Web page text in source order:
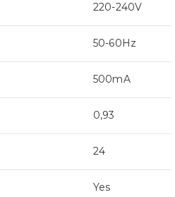
220-240V
50-60Hz
500mA
0,93
24
Yes